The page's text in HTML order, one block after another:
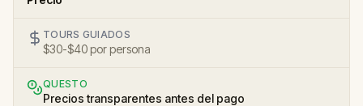
TOURS GUIADOS
$30-$40 por persona
QUESTO
Precios transparentes antes del pago